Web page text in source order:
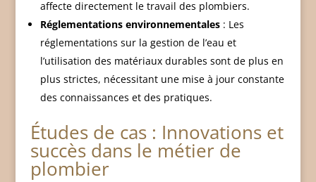
affecte directement le travail des plombiers.
Réglementations environnementales: Les
réglementations sur la gestion de l’eau et
l’utilisation des matériaux durables sont de plus en
plus strictes, nécessitant une mise à jour constante
des connaissances et des pratiques.
Études de cas : Innovations et
succès dans le métier de
plombier